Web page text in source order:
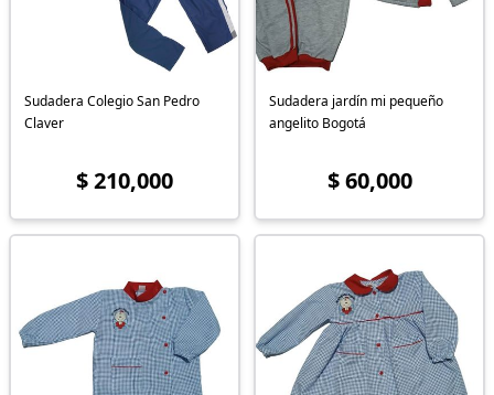
Sudadera Colegio San Pedro
Claver
$ 210,000
Sudadera jardín mi pequeño
angelito Bogotá
$ 60,000